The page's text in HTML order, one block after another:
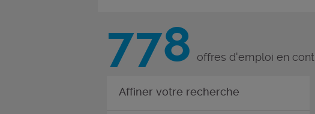
778 offres d'emploi en
Affiner votre recherche